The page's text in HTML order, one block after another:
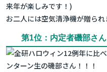
来年が楽しみです！)
お二人には空気清浄機が贈られ
第1位：内定者磯部さん
例年に比
ンターン生の磯部さん！！！